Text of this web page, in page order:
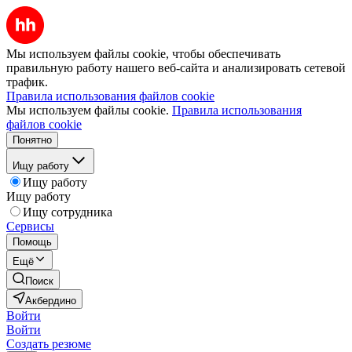
Мы используем файлы cookie, чтобы обеспечивать
правильную работу нашего веб-сайта и анализировать сетевой
трафик.
Правила использования файлов cookie
Мы используем файлы cookie. Правила использования
файлов cookie
Понятно
Ищу работу
Ищу работу
Ищу работу
Ищу сотрудника
Сервисы
Помощь
Ещё
Поиск
Акбердино
Войти
Войти
Создать резюме